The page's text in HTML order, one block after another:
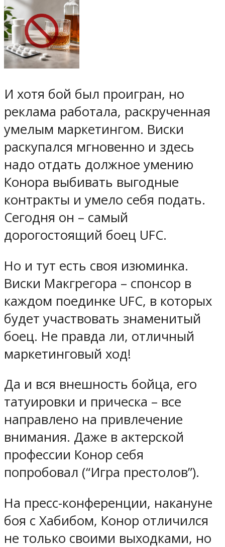
И хотя бой был проигран, но
реклама работала, раскрученная
умелым маркетингом. Виски
раскупался мгновенно и здесь
надо отдать должное умению
Конора выбивать выгодные
контракты и умело себя подать.
Сегодня он – самый
дорогостоящий боец UFC.
Но и тут есть своя изюминка.
Виски Макгрегора – спонсор в
каждом поединке UFC, в которых
будет участвовать знаменитый
боец. Не правда ли, отличный
маркетинговый ход!
Да и вся внешность бойца, его
татуировки и прическа – все
направлено на привлечение
внимания. Даже в актерской
профессии Конор себя
попробовал (“Игра престолов”).
На пресс-конференции, накануне
боя с Хабибом, Конор отличился
не только своими выходками, но